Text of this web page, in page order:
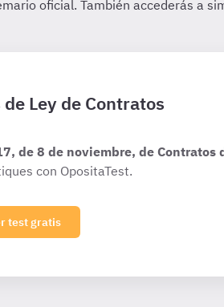
Ley de Contratos
de 8 de noviembre, de Contratos
con OpositaTest.
test gratis